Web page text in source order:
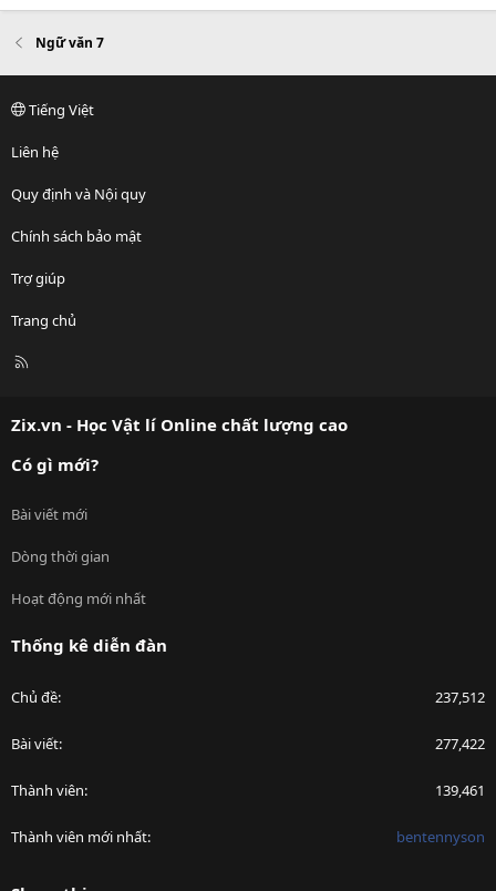
Ngữ văn 7
Tiếng Việt
Liên hệ
Quy định và Nội quy
Chính sách bảo mật
Trợ giúp
Trang chủ
R
Zix.vn - Học Vật lí Online chất lượng cao
Có gì mới?
Bài viết mới
Dòng thời gian
Hoạt động mới nhất
Thống kê diễn đàn
Chủ đề 237,512
Bài viết 277,422
Thành viên 139,461
Thành viên mới nhất bentennyson